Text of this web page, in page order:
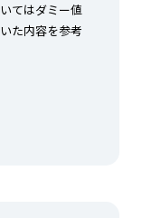
てはダミー値
た内容を参考